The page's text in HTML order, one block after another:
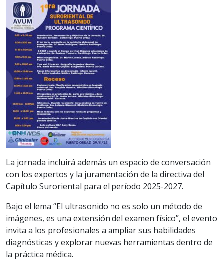
La jornada incluirá además un espacio de conversación
con los expertos y la juramentación de la directiva del
Capítulo Suroriental para el período 2025-2027.
Bajo el lema “El ultrasonido no es solo un método de
imágenes, es una extensión del examen físico”, el evento
invita a los profesionales a ampliar sus habilidades
diagnósticas y explorar nuevas herramientas dentro de
la práctica médica.